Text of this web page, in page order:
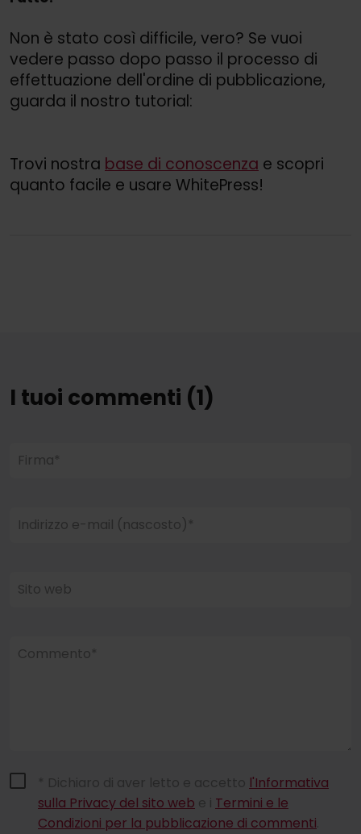
Non è stato così difficile, vero? Se vuoi
vedere passo dopo passo il processo di
effettuazione dell'ordine di pubblicazione,
guarda il nostro tutorial:
Trovi nostra base di conoscenza e scopri
quanto facile e usare WhitePress!
I tuoi commenti (1)
Firma*
Indirizzo e-mail (nascosto)*
Sito web
Commento*
* Dichiaro di aver letto e accetto l'Informativa
sulla Privacy del sito web e i Termini e le
Condizioni per la pubblicazione di commenti